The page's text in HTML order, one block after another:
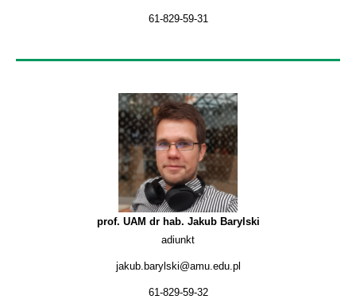
61-829-59-31
prof. UAM dr hab. Jakub Barylski
adiunkt
jakub.barylski@amu.edu.pl
61-829-59-32